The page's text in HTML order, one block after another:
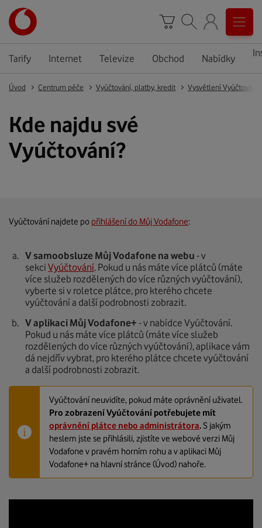
Tarify Internet Televize Obchod Nabídky
Úvod Centrum péče Vyúčtování, platby, kredit Vysvětlení Vyúčtování
Kde najdu své
Vyúčtování?
Vyúčtování najdete po přihlášení do Můj Vodafone:
V samoobsluze Můj Vodafone na webu - v
sekci Vyúčtování. Pokud u nás máte více plátců (máte
více služeb rozdělených do více různých vyúčtování),
vyberte si v roletce plátce, pro kterého chcete
vyúčtování a další podrobnosti zobrazit.
V aplikaci Můj Vodafone+ - v nabídce Vyúčtování.
Pokud u nás máte více plátců (máte více služeb
rozdělených do více různých vyúčtování), aplikace vám
dá nejdřív vybrat, pro kterého plátce chcete vyúčtování
a další podrobnosti zobrazit.
Vyúčtování neuvidíte, pokud máte oprávnění uživatel.
Pro zobrazení Vyúčtování potřebujete mít
oprávnění plátce nebo administrátora. S jakým
heslem jste se přihlásili, zjistíte ve webové verzi Můj
Vodafone v pravém horním rohu a v aplikaci Můj
Vodafone+ na hlavní stránce (Úvod) nahoře.